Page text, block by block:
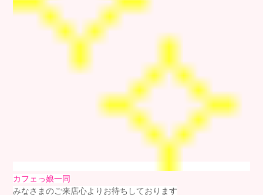
カフェっ娘一同
みなさまのご来店心よりお待ちしております